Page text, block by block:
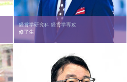
経営学研究科 経営学専攻
修了生